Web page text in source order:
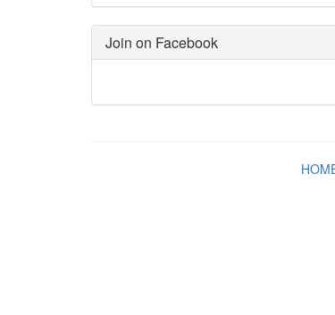
Join on Facebook